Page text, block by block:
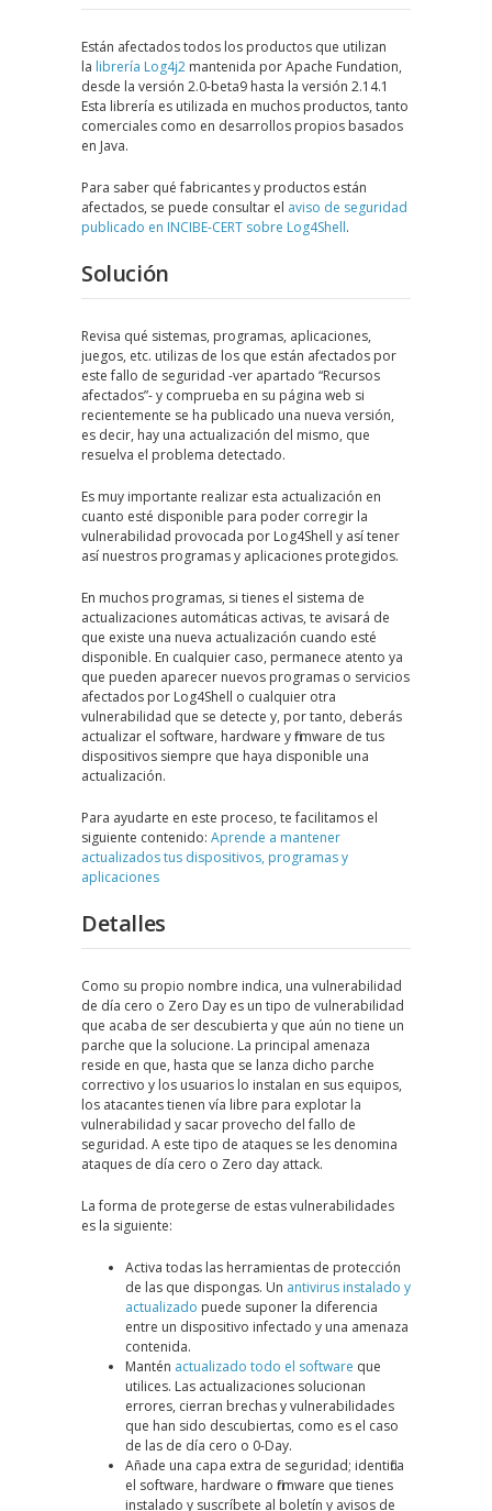
Están afectados todos los productos que utilizan
la librería Log4j2 mantenida por Apache Fundation,
desde la versión 2.0-beta9 hasta la versión 2.14.1
Esta librería es utilizada en muchos productos, tanto
comerciales como en desarrollos propios basados
en Java.
Para saber qué fabricantes y productos están
afectados, se puede consultar el aviso de seguridad
publicado en INCIBE-CERT sobre Log4Shell.
Solución
Revisa qué sistemas, programas, aplicaciones,
juegos, etc. utilizas de los que están afectados por
este fallo de seguridad -ver apartado “Recursos
afectados”- y comprueba en su página web si
recientemente se ha publicado una nueva versión,
es decir, hay una actualización del mismo, que
resuelva el problema detectado.
Es muy importante realizar esta actualización en
cuanto esté disponible para poder corregir la
vulnerabilidad provocada por Log4Shell y así tener
así nuestros programas y aplicaciones protegidos.
En muchos programas, si tienes el sistema de
actualizaciones automáticas activas, te avisará de
que existe una nueva actualización cuando esté
disponible. En cualquier caso, permanece atento ya
que pueden aparecer nuevos programas o servicios
afectados por Log4Shell o cualquier otra
vulnerabilidad que se detecte y, por tanto, deberás
actualizar el software, hardware y firmware de tus
dispositivos siempre que haya disponible una
actualización.
Para ayudarte en este proceso, te facilitamos el
siguiente contenido: Aprende a mantener
actualizados tus dispositivos, programas y
aplicaciones
Detalles
Como su propio nombre indica, una vulnerabilidad
de día cero o Zero Day es un tipo de vulnerabilidad
que acaba de ser descubierta y que aún no tiene un
parche que la solucione. La principal amenaza
reside en que, hasta que se lanza dicho parche
correctivo y los usuarios lo instalan en sus equipos,
los atacantes tienen vía libre para explotar la
vulnerabilidad y sacar provecho del fallo de
seguridad. A este tipo de ataques se les denomina
ataques de día cero o Zero day attack.
La forma de protegerse de estas vulnerabilidades
es la siguiente:
Activa todas las herramientas de protección
de las que dispongas. Un antivirus instalado y
actualizado puede suponer la diferencia
entre un dispositivo infectado y una amenaza
contenida.
Mantén actualizado todo el software que
utilices. Las actualizaciones solucionan
errores, cierran brechas y vulnerabilidades
que han sido descubiertas, como es el caso
de las de día cero o 0-Day.
Añade una capa extra de seguridad; identifica
el software, hardware o firmware que tienes
instalado y suscríbete al boletín y avisos de